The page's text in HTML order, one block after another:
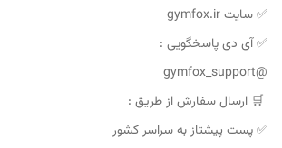
✅ سایت gymfox.ir
✅ آی دی پاسخگویی :
@gymfox_support
🛒 ارسال سفارش از طریق :
✅ پست پیشتاز به سراسر کشور